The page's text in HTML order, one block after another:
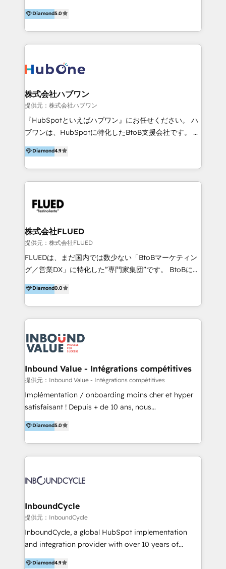
businesses globally for consistent delivery and high
client satisfaction. With deep HubSpot expertise and
your business with a proven and reliable HubSpot
Diamond Partner? 👉Connect with TRooInbound
today (https://www.trooinbound.com/contact-us)
migliori partner EMEA per la gestione del cliente.
Stiamo accompagnando oltre 100 aziende nella
digitalizzazione e ottimizzazione dei processi di
marketing e vendita. Il nostro metodo DAM è stato
mappatura dei canali di acquisizione dei contatti e
HubSpot come fornitore ufficiale per le integrazioni
tra il CRM e altri sistemi aziendali, tra cui SAP,
AS400, TeamSystem. HubSpot ci ha riconosciuto
come formatori ufficiali per l'adozione del CRM in
50% più alto tra i nostri clienti rispetto le altre
aziende. Lavoriamo con aziende B2B tra i 5 e i 35
massimizzare il ritorno sugli investimenti.
Diamond5.0
株式会社ハブワン
提供元：株式会社ハブワン
『HubSpotといえばハブワン』にお任せください。 ハ
ブワンは、HubSpotに特化したBtoB支援会社です。 ノ
ーコードCMS構築、CRM／MA／SFAの設計・運用、他
システムAPI連携・開発、営業定着支援、カスタマーサ
クセス体制の設計まで、ワンストップ完結できる支援体
制を整えています。 HubSpotの導入支援だけでなく、
ナリオ設計まで含めてご提案。「導入して終わり」では
と。それが、ハブワンのスタンスです。 また、
HubSpotはもちろん、ferret One、WordPress、
Movable Type（Power CMS）などの各種CMSを活用
し、延べ100社以上のBtoB企業のサイト制作経験をもと
ーコードテーマテンプレートを独自開発。 企業のさま
ざまな課題やニーズに対して「戦略、設計・デザイン、
『最適なハブ』になります。 ーーーーーーーーーーー
ーーーーーーーーーーーーーーーーーーー 【プロジェ
90分程度） -現状課題の抽出、現実的な目標の確認 -要
件整理、必要十分なHubSpot製品の組合せのご提案 -お
見積り提示・ご承認、スケジュール決定、プロジェクト
キックオフ -マーケティング戦略策定（KGI）、ウェブ
戦略・戦術の設計（KPI） -全体導線遷移設計、ビジュ
プレート構築（CMS Hub） -顧客ライフサイクルステ
義・構築（Marketing Hub） -営業パイプラインの定
（Salesforce,SanSan,freeeなどとのデータ連携） -テ
スト公開・ブラウザチェック -本番公開、操作レクチャ
ー・マニュアル作成 -運用支援開始 ーーーーーーーーー
ーーーーーーーーーーーーーーーーーーーーー まずは
ハブワンにお気軽にご相談ください。
Diamond4.9
株式会社FLUED
提供元：株式会社FLUED
FLUEDは、まだ国内では数少ない「BtoBマーケティン
グ／営業DX」に特化した”専門家集団”です。 BtoBに特
化し、WEB制作や広告運用などのオンライン施策か
ら、インサイドセールスや展示会などのオフライン施策
まで支援しています。 「経験豊富な”専門家集団”によ
るプロジェクト参加型の支援」で、戦略・企画などのコ
BPO・実務まで幅広いご支援が可能です。 また、2022
年に国内初のBtoB営業DXに関する書籍『業務効率化か
らはじめるBtoB営業DX BtoB営業もここまでデジタル
化できる! 」を出版いたしました。 HubSpotの導入／
活用支援以外にも、下記のようなサービスを提供してい
ます。 - ABMターゲット定義 / リスト作成 - カスタマ
着 - WEB / LP / BtoB-EC制作 - WEB広告(Google/FB
他)運用 - 記事コンテンツ / 動画制作 - インサイドセー
織構築
Diamond0.0
Inbound Value - Intégrations compétitives
提供元：Inbound Value - Intégrations compétitives
Implémentation / onboarding moins cher et hyper
satisfaisant ! Depuis + de 10 ans, nous
accompagnons des entreprises dans
l’automatisation de leur croissance digitale via
HubSpot avec une approche compétitive. Nous
aidons nos clients à générer plus de RDV en
sommes une agence d’Inbound marketing et sales à
Diamond5.0
InboundCycle
提供元：InboundCycle
InboundCycle, a global HubSpot implementation
and integration provider with over 10 years of
experience, serves businesses in diverse industries.
Diamond4.9